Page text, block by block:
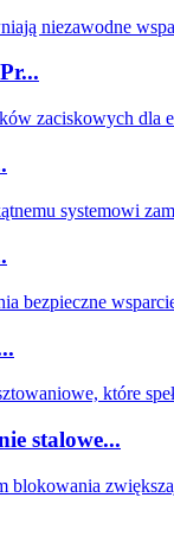
stalowe...